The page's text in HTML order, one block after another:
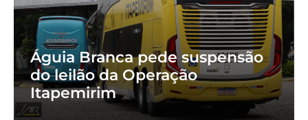
Águia Branca pede suspensão
do leilão da Operação
Itapemirim